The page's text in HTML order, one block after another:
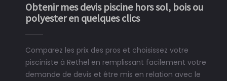
Obtenir mes devis piscine hors sol, bois ou
polyester en quelques clics
Comparez les prix des pros et choisissez votre
pisciniste à Rethel en remplissant facilement votre
demande de devis et être mis en relation avec le